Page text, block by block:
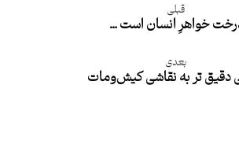
قبلی
خواهرِ انسان است …
بعدی
دقیق تر به نقاشی کیش‌و‌مات